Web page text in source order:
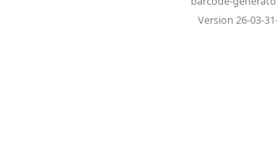
Version 26-03-